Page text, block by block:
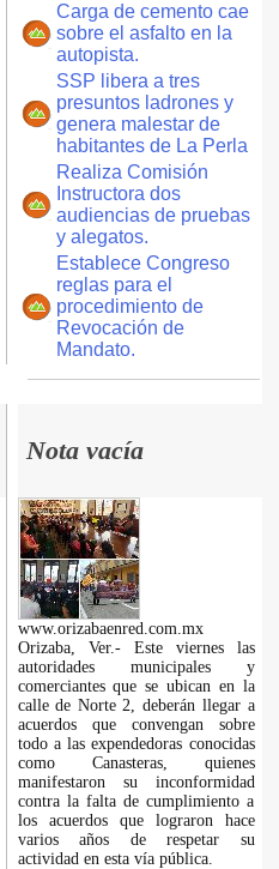
Carga de cemento cae
sobre el asfalto en la
autopista.
SSP libera a tres
presuntos ladrones y
genera malestar de
habitantes de La Perla
Realiza Comisión
Instructora dos
audiencias de pruebas
y alegatos.
Establece Congreso
reglas para el
procedimiento de
Revocación de
Mandato.
Nota vacía
www.orizabaenred.com.mx
Orizaba, Ver.- Este viernes las
autoridades municipales y
comerciantes que se ubican en la
calle de Norte 2, deberán llegar a
acuerdos que convengan sobre
todo a las expendedoras conocidas
como Canasteras, quienes
manifestaron su inconformidad
contra la falta de cumplimiento a
los acuerdos que lograron hace
varios años de respetar su
actividad en esta vía pública.